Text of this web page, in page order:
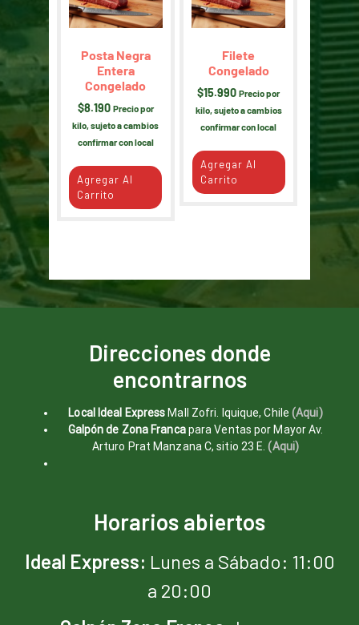
Posta Negra
Entera
Congelado
$8.190 Precio por
kilo, sujeto a cambios
confirmar con local
Agregar Al
Carrito
Filete
Congelado
$15.990 Precio por
kilo, sujeto a cambios
confirmar con local
Agregar Al
Carrito
Direcciones donde
encontrarnos
Local Ideal Express Mall Zofri. Iquique, Chile(Aqui)
Galpón de Zona Francapara Ventas por Mayor Av.
Arturo Prat Manzana C, sitio 23 E.(Aqui)
Horarios abiertos
Ideal Express: Lunes a Sábado: 11:00
a 20:00